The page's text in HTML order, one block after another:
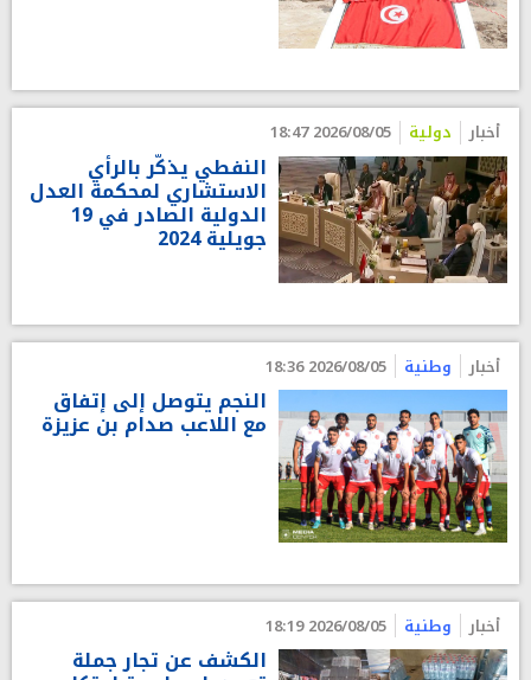
أخبار دولية 2026/08/05 18:47
النفطي يذكّر بالرأي
الاستشاري لمحكمة العدل
الدولية الصادر في 19
جويلية 2024
أخبار وطنية 2026/08/05 18:36
النجم يتوصل إلى إتفاق
مع اللاعب صدام بن عزيزة
أخبار وطنية 2026/08/05 18:19
الكشف عن تجار جملة